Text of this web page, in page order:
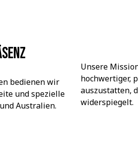
bedienen wir
und spezielle
Australien.
Unsere
hochwertiger,
auszustatten,
widerspiegelt.